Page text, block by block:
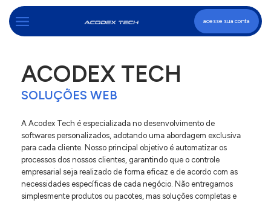
acesse sua conta
ACODEX TECH
SOLUÇÕES WEB
A Acodex Tech é especializada no desenvolvimento de
softwares personalizados, adotando uma abordagem exclusiva
para cada cliente. Nosso principal objetivo é automatizar os
processos dos nossos clientes, garantindo que o controle
empresarial seja realizado de forma eficaz e de acordo com as
necessidades específicas de cada negócio. Não entregamos
simplesmente produtos ou pacotes, mas soluções completas e